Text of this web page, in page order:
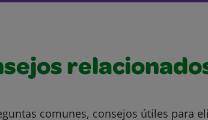
comunes, consejos útiles para